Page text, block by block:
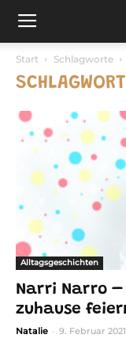
Start Schlagworte
Alltagsgeschichten
Narri Narro
zuhause
Natalie - 9. Februar 2021